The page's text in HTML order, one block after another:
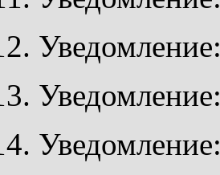
Уведомление:
Уведомление:
Уведомление: